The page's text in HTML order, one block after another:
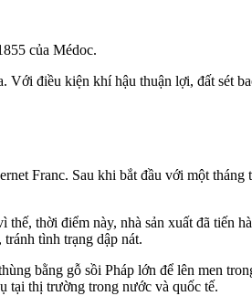
của Médoc.
điều kiện khí hậu thuận lợi, đất sét
Franc. Sau khi bắt đầu với một tháng
thời điểm này, nhà sản xuất đã tiến
tình trạng dập nát.
bằng gỗ sồi Pháp lớn để lên men
tại thị trường trong nước và quốc tế.